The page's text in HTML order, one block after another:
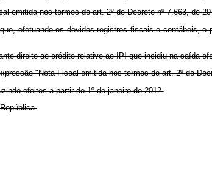
emitida nos termos do art. 2º do Decreto nº 7.663, de
efetuando os devidos registros fiscais e contábeis,
direito ao crédito relativo ao IPI que incidiu na saída
"Nota Fiscal emitida nos termos do art. 2º do
efeitos a partir de 1º de janeiro de 2012.